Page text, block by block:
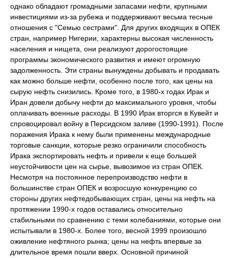
однако обладают громадными запасами нефти, крупными
инвестициями из-за рубежа и поддерживают весьма тесные
отношения с "Семью сестрами". Для других входящих в ОПЕК
стран, например Нигерии, характерны высокая численность
населения и нищета, они реализуют дорогостоящие
программы экономического развития и имеют огромную
задолженность. Эти страны вынуждены добывать и продавать
как можно больше нефти, особенно после того, как цены на
сырую нефть снизились. Кроме того, в 1980-х годах Ирак и
Иран довели добычу нефти до максимального уровня, чтобы
оплачивать военные расходы. В 1990 Ирак вторгся в Кувейт и
спровоцировал войну в Персидском заливе (1990-1991). После
поражения Ирака к нему были применены международные
торговые санкции, которые резко ограничили способность
Ирака экспортировать нефть и привели к еще большей
неустойчивости цен на сырье, вывозимое из стран ОПЕК.
Несмотря на постоянное перепроизводство нефти в
большинстве стран ОПЕК и возросшую конкуренцию со
стороны других нефтедобывающих стран, цены на нефть на
протяжении 1990-х годов оставались относительно
стабильными по сравнению с теми колебаниями, которые они
испытывали в 1980-х. Более того, весной 1999 произошло
оживление нефтяного рынка; цены на нефть впервые за
длительное время пошли вверх. Основной причиной